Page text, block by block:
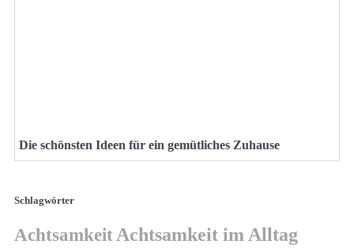
Die schönsten Ideen für ein gemütliches Zuhause
Schlagwörter
AchtsamkeitAchtsamkeit im Alltag